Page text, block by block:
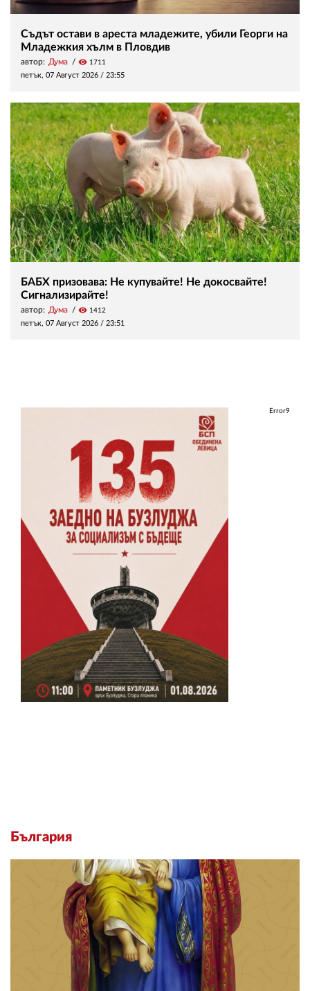
Съдът остави в ареста младежите, убили Георги на
Младежкия хълм в Пловдив
автор: Дума visibility 1711
петък, 07 Август 2026 / 23:55
БАБХ призовава: Не купувайте! Не докосвайте!
Сигнализирайте!
автор: Дума visibility 1412
петък, 07 Август 2026 / 23:51
Error9
България